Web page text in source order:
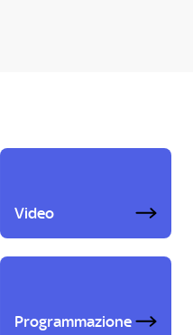
Video
Programmazione